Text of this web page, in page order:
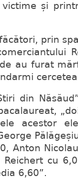
și
prin
au furat
Năsăud”
acestor
Anton
Reichert cu
6,60”.